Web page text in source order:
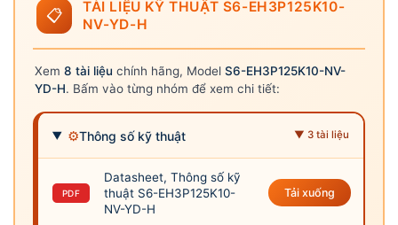
📋
TÀI LIỆU KỸ THUẬT S6-EH3P125K10-
NV-YD-H
Xem 8 tài liệu chính hãng, Model S6-EH3P125K10-NV-
YD-H. Bấm vào từng nhóm để xem chi tiết:
⚙Thông số kỹ thuật ▼ 3 tài liệu
PDF
Datasheet, Thông số kỹ
thuật S6-EH3P125K10-
NV-YD-H
Tải xuống